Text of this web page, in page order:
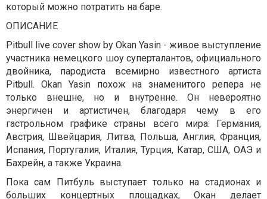
который можно потратить на баре.
ОПИСАНИЕ
Pitbull live cover show by Okan Yasin - живое выступление
участника немецкого шоу суперталантов, официального
двойника, пародиста всемирно известного артиста
Pitbull. Okan Yasin похож на знаменитого репера не
только внешне, но и внутренне. Он невероятно
энергичен и артистичен, благодаря чему в его
гастрольном графике страны всего мира: Германия,
Австрия, Швейцария, Литва, Польша, Англия, Франция,
Испания, Португалия, Италия, Турция, Катар, США, ОАЭ и
Бахрейн, а также Украина.
Пока сам Питбуль выступает только на стадионах и
больших концертных площадках, Окан делает